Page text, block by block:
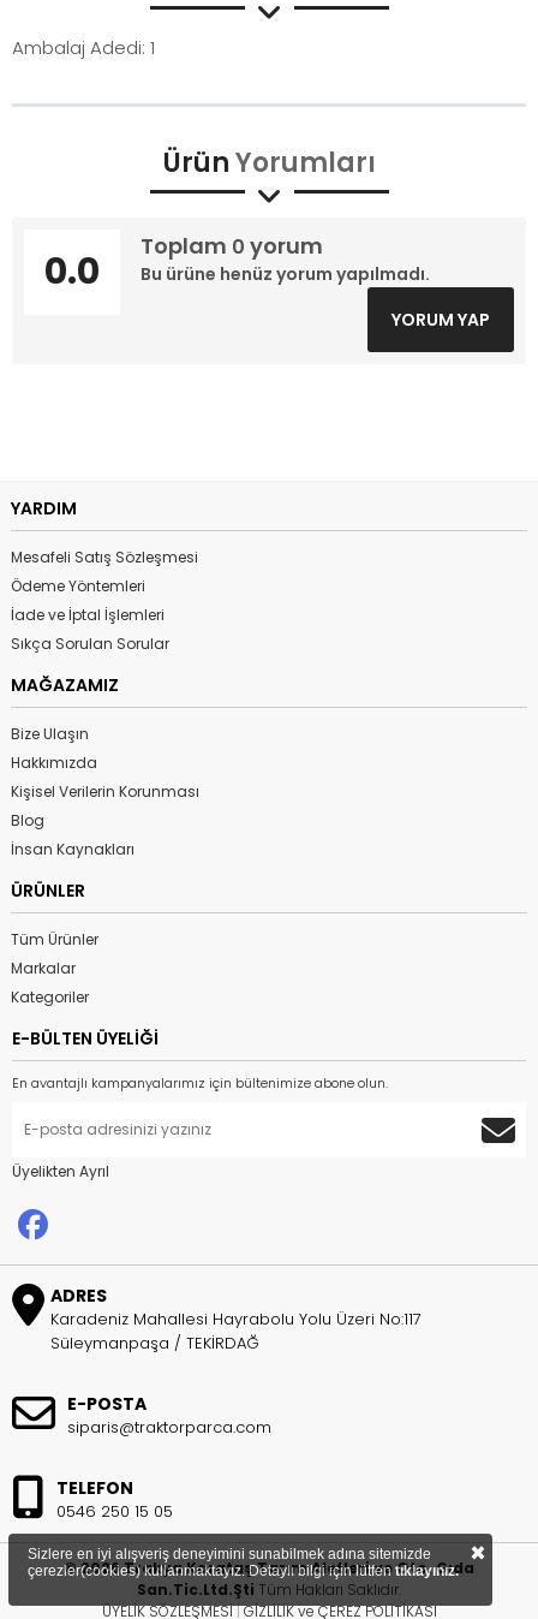
Ambalaj Adedi: 1
ÜrünYorumları
Toplam 0 yorum
Bu ürüne henüz yorum yapılmadı.
0.0
YORUM YAP
YARDIM
Mesafeli Satış Sözleşmesi
Ödeme Yöntemleri
İade ve İptal İşlemleri
Sıkça Sorulan Sorular
MAĞAZAMIZ
Bize Ulaşın
Hakkımızda
Kişisel Verilerin Korunması
Blog
İnsan Kaynakları
ÜRÜNLER
Tüm Ürünler
Markalar
Kategoriler
E-BÜLTEN ÜYELİĞİ
En avantajlı kampanyalarımız için bültenimize abone olun.
Üyelikten Ayrıl
ADRES
Karadeniz Mahallesi Hayrabolu Yolu Üzeri No:117
Süleymanpaşa / TEKİRDAĞ
E-POSTA
siparis@traktorparca.com
TELEFON
0546 250 15 05
© 2026 Trakya Karataş Tarım Aletleri ve Oto. Gıda
San.Tic.Ltd.Şti Tüm Hakları Saklıdır.
ÜYELİK SÖZLEŞMESİ|GİZLİLİK ve ÇEREZ POLİTİKASI
Sizlere en iyi alışveriş deneyimini sunabilmek adına sitemizde
çerezler(cookies) kullanmaktayız. Detaylı bilgi için lütfentıklayınız. ×